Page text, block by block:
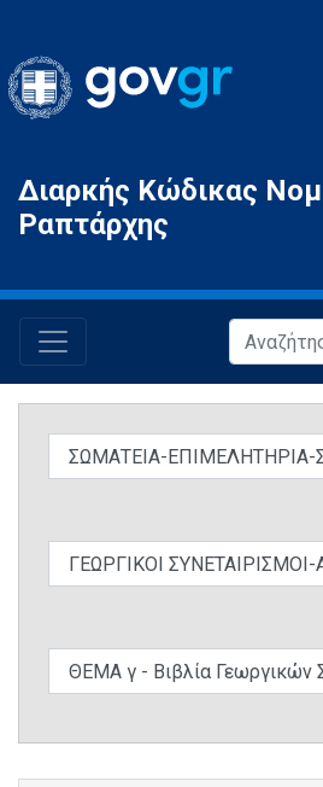
Gov.gr
Διαρκής Κώδικας
Ραπτάρχης